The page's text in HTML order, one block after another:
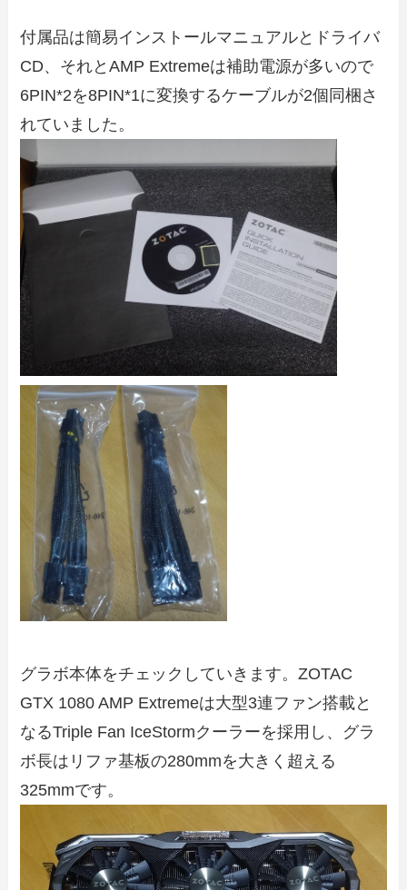
付属品は簡易インストールマニュアルとドライバ
CD、それとAMP Extremeは補助電源が多いので
6PIN*2を8PIN*1に変換するケーブルが2個同梱さ
れていました。
グラボ本体をチェックしていきます。ZOTAC
GTX 1080 AMP Extremeは大型3連ファン搭載と
なるTriple Fan IceStormクーラーを採用し、グラ
ボ長はリファ基板の280mmを大きく超える
325mmです。